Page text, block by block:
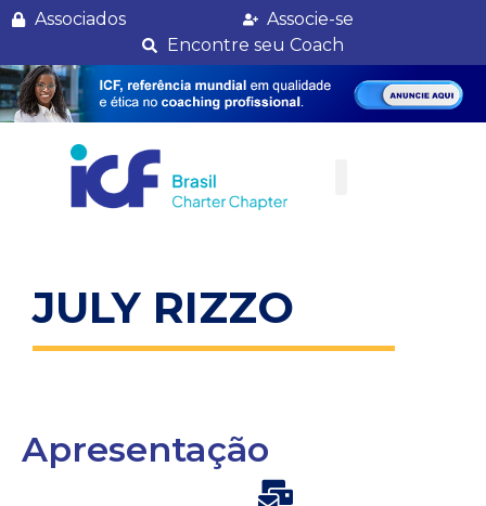
Associados
Associe-se
Encontre seu Coach
JULY RIZZO
Apresentação